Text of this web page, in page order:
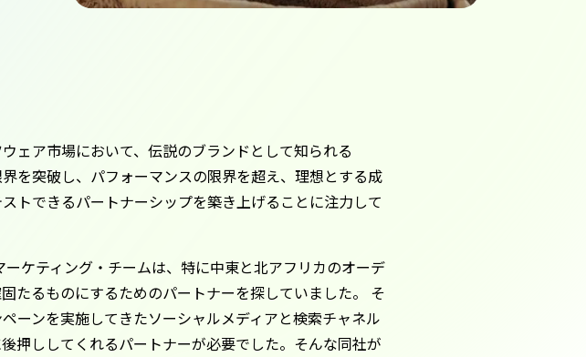
ェア市場において、伝説のブランドとして知られる
を突破し、パフォーマンスの限界を超え、理想とする成
トできるパートナーシップを築き上げることに注力して
ケティング・チームは、特に中東と北アフリカのオーデ
たるものにするためのパートナーを探していました。 そ
ーンを実施してきたソーシャルメディアと検索チャネル
押ししてくれるパートナーが必要でした。そんな同社が